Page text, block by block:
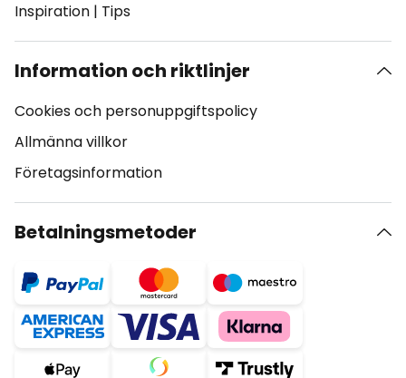
Inspiration | Tips
Information och riktlinjer
Cookies och personuppgiftspolicy
Allmänna villkor
Företagsinformation
Betalningsmetoder